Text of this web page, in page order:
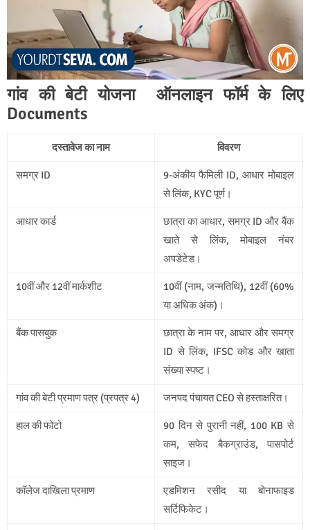
गांव की बेटी योजना ऑनलाइन फॉर्म के लिए
Documents
दस्तावेज का नाम विवरण
समग्र ID
9-अंकीय फैमिली ID, आधार मोबाइल
से लिंक, KYC पूर्ण।
आधार कार्ड
छात्रा का आधार, समग्र ID और बैंक
खाते से लिंक, मोबाइल नंबर
अपडेटेड।
10वीं और 12वीं मार्कशीट
10वीं (नाम, जन्मतिथि), 12वीं (60%
या अधिक अंक)।
बैंक पासबुक
छात्रा के नाम पर, आधार और समग्र
ID से लिंक, IFSC कोड और खाता
संख्या स्पष्ट।
गांव की बेटी प्रमाण पत्र (प्रपत्र 4) जनपद पंचायत CEO से हस्ताक्षरित।
हाल की फोटो
90 दिन से पुरानी नहीं, 100 KB से
कम, सफेद बैकग्राउंड, पासपोर्ट
साइज।
कॉलेज दाखिला प्रमाण
एडमिशन रसीद या बोनाफाइड
सर्टिफिकेट।